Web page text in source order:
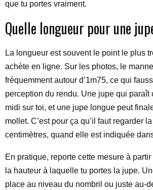
que tu portes vraiment.
Quelle longueur pour une
La longueur est souvent le point le plus
achète en ligne. Sur les photos, le
fréquemment autour d’1m75, ce qui
perception du rendu. Une jupe qui paraît
midi sur toi, et une jupe longue peut
mollet. C’est pour ça qu’il faut regarder
centimètres, quand elle est indiquée
En pratique, reporte cette mesure à
la hauteur à laquelle tu portes la jupe.
place au niveau du nombril ou juste au-